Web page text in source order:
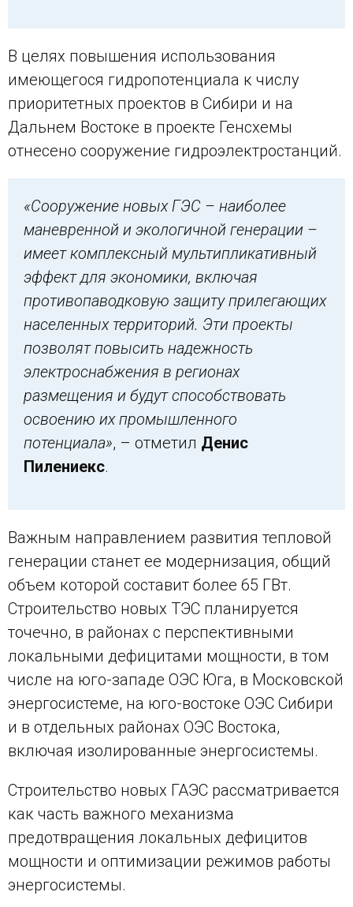
В целях повышения использования
имеющегося гидропотенциала к числу
приоритетных проектов в Сибири и на
Дальнем Востоке в проекте Генсхемы
отнесено сооружение гидроэлектростанций.
«Сооружение новых ГЭС – наиболее
маневренной и экологичной генерации –
имеет комплексный мультипликативный
эффект для экономики, включая
противопаводковую защиту прилегающих
населенных территорий. Эти проекты
позволят повысить надежность
электроснабжения в регионах
размещения и будут способствовать
освоению их промышленного
потенциала», – отметил Денис
Пилениекс.
Важным направлением развития тепловой
генерации станет ее модернизация, общий
объем которой составит более 65 ГВт.
Строительство новых ТЭС планируется
точечно, в районах с перспективными
локальными дефицитами мощности, в том
числе на юго-западе ОЭС Юга, в Московской
энергосистеме, на юго-востоке ОЭС Сибири
и в отдельных районах ОЭС Востока,
включая изолированные энергосистемы.
Строительство новых ГАЭС рассматривается
как часть важного механизма
предотвращения локальных дефицитов
мощности и оптимизации режимов работы
энергосистемы.